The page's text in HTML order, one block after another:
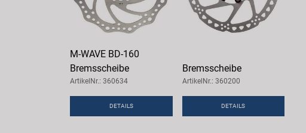
M-WAVE BD-160
Bremsscheibe
ArtikelNr.: 360634
DETAILS
Bremsscheibe
ArtikelNr.: 360200
DETAILS